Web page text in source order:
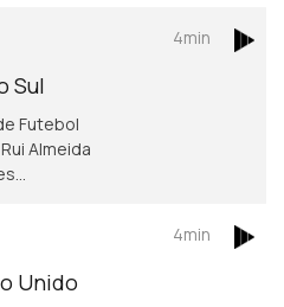
Sul
Futebol
Almeida
4min
Unido
4min